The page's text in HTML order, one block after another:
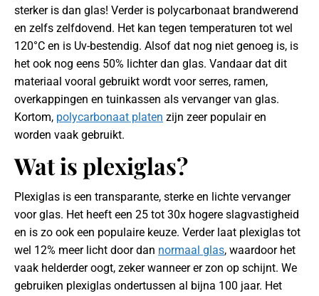
sterker is dan glas! Verder is polycarbonaat brandwerend
en zelfs zelfdovend. Het kan tegen temperaturen tot wel
120°C en is Uv-bestendig. Alsof dat nog niet genoeg is, is
het ook nog eens 50% lichter dan glas. Vandaar dat dit
materiaal vooral gebruikt wordt voor serres, ramen,
overkappingen en tuinkassen als vervanger van glas.
Kortom, polycarbonaat platen zijn zeer populair en
worden vaak gebruikt.
Wat is plexiglas?
Plexiglas is een transparante, sterke en lichte vervanger
voor glas. Het heeft een 25 tot 30x hogere slagvastigheid
en is zo ook een populaire keuze. Verder laat plexiglas tot
wel 12% meer licht door dan normaal glas, waardoor het
vaak helderder oogt, zeker wanneer er zon op schijnt. We
gebruiken plexiglas ondertussen al bijna 100 jaar. Het